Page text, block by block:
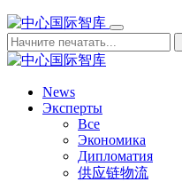
News
Эксперты
Все
Экономика
Дипломатия
供应链物流